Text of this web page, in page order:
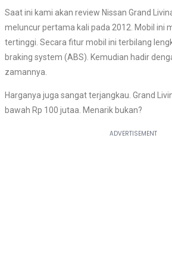
Saat ini kami akan review Nissan Grand
meluncur pertama kali pada 2012. Mobil ini
tertinggi. Secara fitur mobil ini terbilang
braking system (ABS). Kemudian hadir
zamannya.
Harganya juga sangat terjangkau. Grand
bawah Rp 100 jutaa. Menarik bukan?